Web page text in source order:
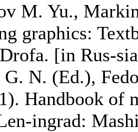
M. Yu.,
graphics:
[in Rus-
G. N. (Ed.),
Handbook of
ingrad: